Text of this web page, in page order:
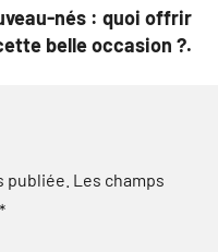
nés : quoi offrir
belle occasion ?.
publiée. Les champs
*